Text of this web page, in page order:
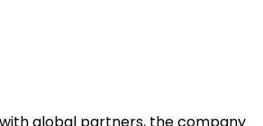
global partners, the company